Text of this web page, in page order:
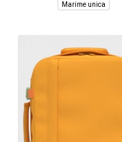
Marime unica